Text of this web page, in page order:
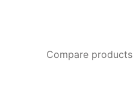
Compare products